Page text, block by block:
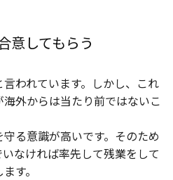
意してもらう
われています。しかし、これ
外からは当たり前ではないこ
る意識が高いです。そのため
なければ率先して残業をして
す。